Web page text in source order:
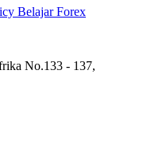
Belajar Forex
No.133 - 137,